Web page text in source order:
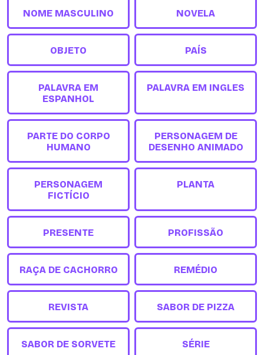
NOME MASCULINO NOVELA
OBJETO PAÍS
PALAVRA EM
ESPANHOL
PALAVRA EM INGLES
PARTE DO CORPO
HUMANO
PERSONAGEM DE
DESENHO ANIMADO
PERSONAGEM
FICTÍCIO
PLANTA
PRESENTE PROFISSÃO
RAÇA DE CACHORRO REMÉDIO
REVISTA SABOR DE PIZZA
SABOR DE SORVETE SÉRIE